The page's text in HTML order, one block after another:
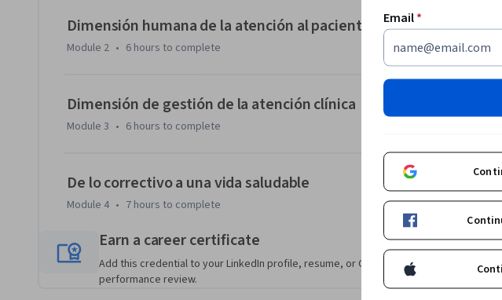
donde se asegura el profesionalismo, la identidad y seguridad de todos.
centrado en el paciente.
Dimensión humana de la atención al paciente
Module 2 • 6 hours to complete
Dimensión de gestión de la atención clínica
Module 3 • 6 hours to complete
De lo correctivo a una vida saludable
Module 4 • 7 hours to complete
Earn a career certificate
Add this credential to your LinkedIn profile, resume, or CV. Share it on social media
performance review.
Email*